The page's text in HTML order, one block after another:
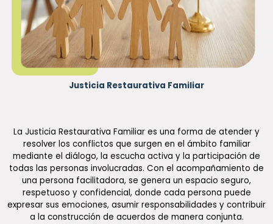
Justicia Restaurativa Familiar
La Justicia Restaurativa Familiar es una forma de atender y
resolver los conflictos que surgen en el ámbito familiar
mediante el diálogo, la escucha activa y la participación de
todas las personas involucradas. Con el acompañamiento de
una persona facilitadora, se genera un espacio seguro,
respetuoso y confidencial, donde cada persona puede
expresar sus emociones, asumir responsabilidades y contribuir
a la construcción de acuerdos de manera conjunta.